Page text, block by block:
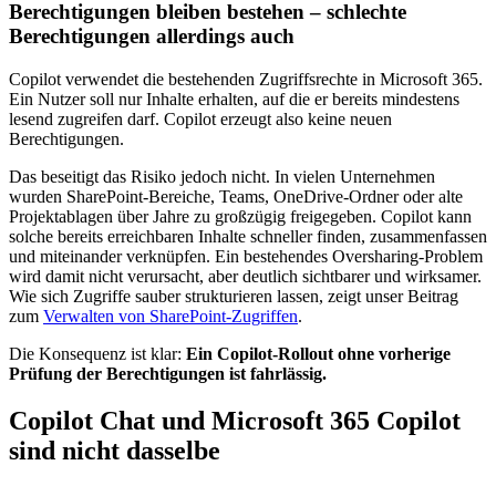
Berechtigungen bleiben bestehen – schlechte
Berechtigungen allerdings auch
Copilot verwendet die bestehenden Zugriffsrechte in Microsoft 365.
Ein Nutzer soll nur Inhalte erhalten, auf die er bereits mindestens
lesend zugreifen darf. Copilot erzeugt also keine neuen
Berechtigungen.
Das beseitigt das Risiko jedoch nicht. In vielen Unternehmen
wurden SharePoint-Bereiche, Teams, OneDrive-Ordner oder alte
Projektablagen über Jahre zu großzügig freigegeben. Copilot kann
solche bereits erreichbaren Inhalte schneller finden, zusammenfassen
und miteinander verknüpfen. Ein bestehendes Oversharing-Problem
wird damit nicht verursacht, aber deutlich sichtbarer und wirksamer.
Wie sich Zugriffe sauber strukturieren lassen, zeigt unser Beitrag
zum Verwalten von SharePoint-Zugriffen.
Die Konsequenz ist klar: Ein Copilot-Rollout ohne vorherige
Prüfung der Berechtigungen ist fahrlässig.
Copilot Chat und Microsoft 365 Copilot
sind nicht dasselbe